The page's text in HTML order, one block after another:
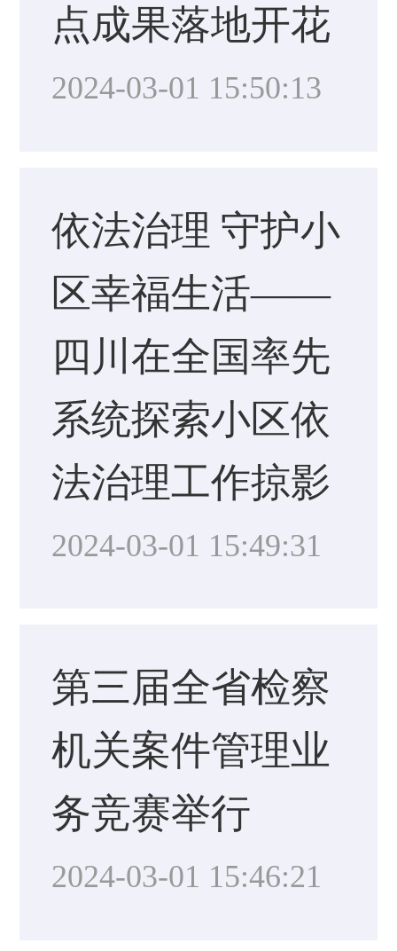
点成果落地开花
2024-03-01 15:50:13
依法治理 守护小
区幸福生活——
四川在全国率先
系统探索小区依
法治理工作掠影
2024-03-01 15:49:31
第三届全省检察
机关案件管理业
务竞赛举行
2024-03-01 15:46:21